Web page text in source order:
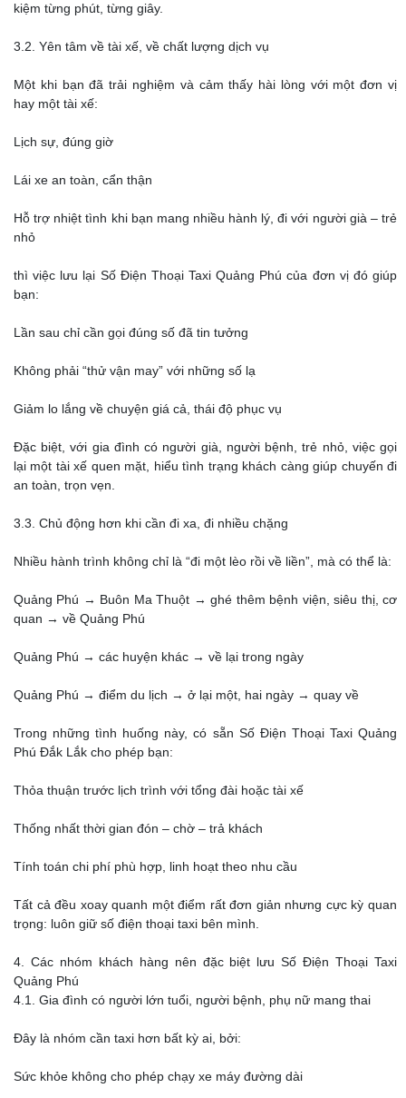
kiệm từng phút, từng giây.
3.2. Yên tâm về tài xế, về chất lượng dịch vụ
Một khi bạn đã trải nghiệm và cảm thấy hài lòng với một đơn vị
hay một tài xế:
Lịch sự, đúng giờ
Lái xe an toàn, cẩn thận
Hỗ trợ nhiệt tình khi bạn mang nhiều hành lý, đi với người già – trẻ
nhỏ
thì việc lưu lại Số Điện Thoại Taxi Quảng Phú của đơn vị đó giúp
bạn:
Lần sau chỉ cần gọi đúng số đã tin tưởng
Không phải “thử vận may” với những số lạ
Giảm lo lắng về chuyện giá cả, thái độ phục vụ
Đặc biệt, với gia đình có người già, người bệnh, trẻ nhỏ, việc gọi
lại một tài xế quen mặt, hiểu tình trạng khách càng giúp chuyến đi
an toàn, trọn vẹn.
3.3. Chủ động hơn khi cần đi xa, đi nhiều chặng
Nhiều hành trình không chỉ là “đi một lèo rồi về liền”, mà có thể là:
Quảng Phú → Buôn Ma Thuột → ghé thêm bệnh viện, siêu thị, cơ
quan → về Quảng Phú
Quảng Phú → các huyện khác → về lại trong ngày
Quảng Phú → điểm du lịch → ở lại một, hai ngày → quay về
Trong những tình huống này, có sẵn Số Điện Thoại Taxi Quảng
Phú Đắk Lắk cho phép bạn:
Thỏa thuận trước lịch trình với tổng đài hoặc tài xế
Thống nhất thời gian đón – chờ – trả khách
Tính toán chi phí phù hợp, linh hoạt theo nhu cầu
Tất cả đều xoay quanh một điểm rất đơn giản nhưng cực kỳ quan
trọng: luôn giữ số điện thoại taxi bên mình.
4. Các nhóm khách hàng nên đặc biệt lưu Số Điện Thoại Taxi
Quảng Phú
4.1. Gia đình có người lớn tuổi, người bệnh, phụ nữ mang thai
Đây là nhóm cần taxi hơn bất kỳ ai, bởi:
Sức khỏe không cho phép chạy xe máy đường dài